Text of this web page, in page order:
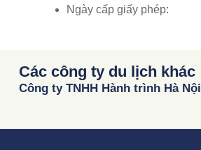
Ngày cấp giấy phép:
Các công ty du lịch khác
Công ty TNHH Hành trình Hà Nội